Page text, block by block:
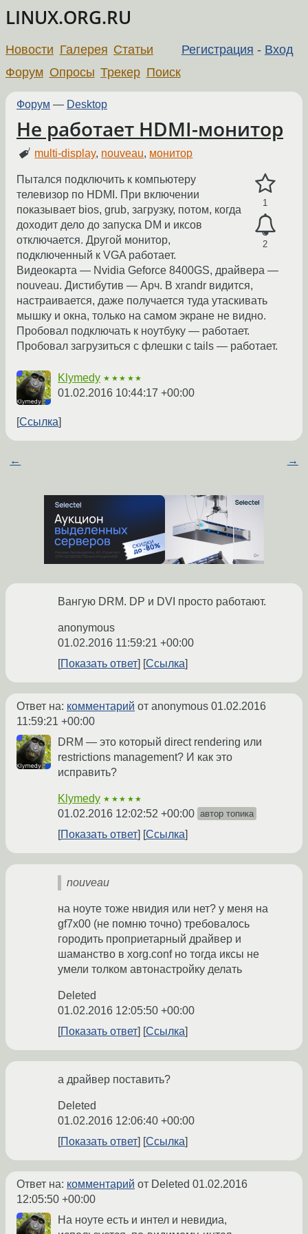
LINUX.ORG.RU
Регистрация - Вход
Новости Галерея Статьи
Форум Опросы Трекер Поиск
Форум — Desktop
Не работает HDMI-монитор
multi-display, nouveau, монитор
1
2
Пытался подключить к компьютеру
телевизор по HDMI. При включении
показывает bios, grub, загрузку, потом, когда
доходит дело до запуска DM и иксов
отключается. Другой монитор,
подключенный к VGA работает.
Видеокарта — Nvidia Geforce 8400GS, драйвера —
nouveau. Дистибутив — Арч. В xrandr видится,
настраивается, даже получается туда утаскивать
мышку и окна, только на самом экране не видно.
Пробовал подключать к ноутбуку — работает.
Пробовал загрузиться с флешки с tails — работает.
Klymedy ★★★★★
01.02.2016 10:44:17 +00:00
Ссылка
← →
Вангую DRM. DP и DVI просто работают.
anonymous
01.02.2016 11:59:21 +00:00
Показать ответ
Ссылка
Ответ на: комментарий от anonymous 01.02.2016
11:59:21 +00:00
DRM — это который direct rendering или
restrictions management? И как это
исправить?
Klymedy ★★★★★
01.02.2016 12:02:52 +00:00 автор топика
Показать ответ Ссылка
nouveau
на ноуте тоже нвидия или нет? у меня на
gf7x00 (не помню точно) требовалось
городить проприетарный драйвер и
шаманство в xorg.conf но тогда иксы не
умели толком автонастройку делать
Deleted
01.02.2016 12:05:50 +00:00
Показать ответ
Ссылка
а драйвер поставить?
Deleted
01.02.2016 12:06:40 +00:00
Показать ответ
Ссылка
Ответ на: комментарий от Deleted 01.02.2016
12:05:50 +00:00
На ноуте есть и интел и невидиа,